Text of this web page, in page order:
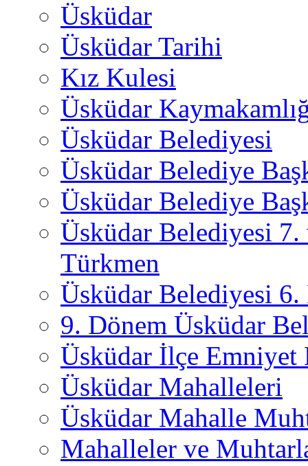
Üsküdar
Üsküdar Tarihi
Kız Kulesi
Üsküdar
Üsküdar Belediyesi
Üsküdar Belediye
Üsküdar Belediye
Üsküdar Belediyesi
Türkmen
Üsküdar Belediyesi 6.
9. Dönem Üsküdar
Üsküdar İlçe
Üsküdar Mahalleleri
Üsküdar Mahalle
Mahalleler ve